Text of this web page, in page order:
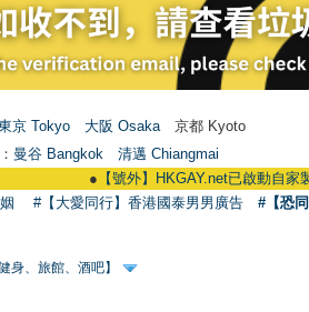
京 Tokyo 大阪 Osaka 京都 Kyoto
曼谷 Bangkok
清邁 Chiangmai
【號外】HKGAY.net已啟動自家製【
#【大愛同行】香港國泰男男廣告 #【恐
、旅館、酒吧】